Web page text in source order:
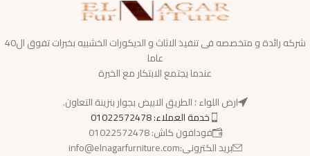
شركه رائدة و متخصصه فى تنفيذ الاثاث و الديكورات الخشبيه بخبرات تفوق ال40
عاما
عندما يجتمع الابتكار مع الخبرة
ارض اللواء ؛ الطريق الابيض بجوار بنزينة التعاون.
خدمة العملاء: 01022572478
فودافون كاش: 01022572478
بريد الكترونى:info@elnagarfurniture.com